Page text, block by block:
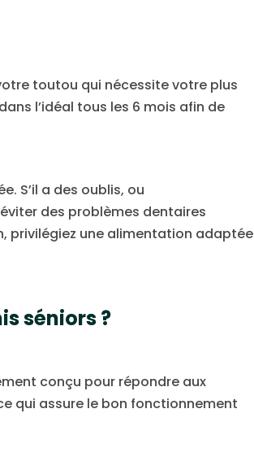
toutou qui nécessite votre plus
l’idéal tous les 6 mois afin de
S’il a des oublis, ou
des problèmes dentaires
privilégiez une alimentation adaptée
séniors ?
conçu pour répondre aux
qui assure le bon fonctionnement